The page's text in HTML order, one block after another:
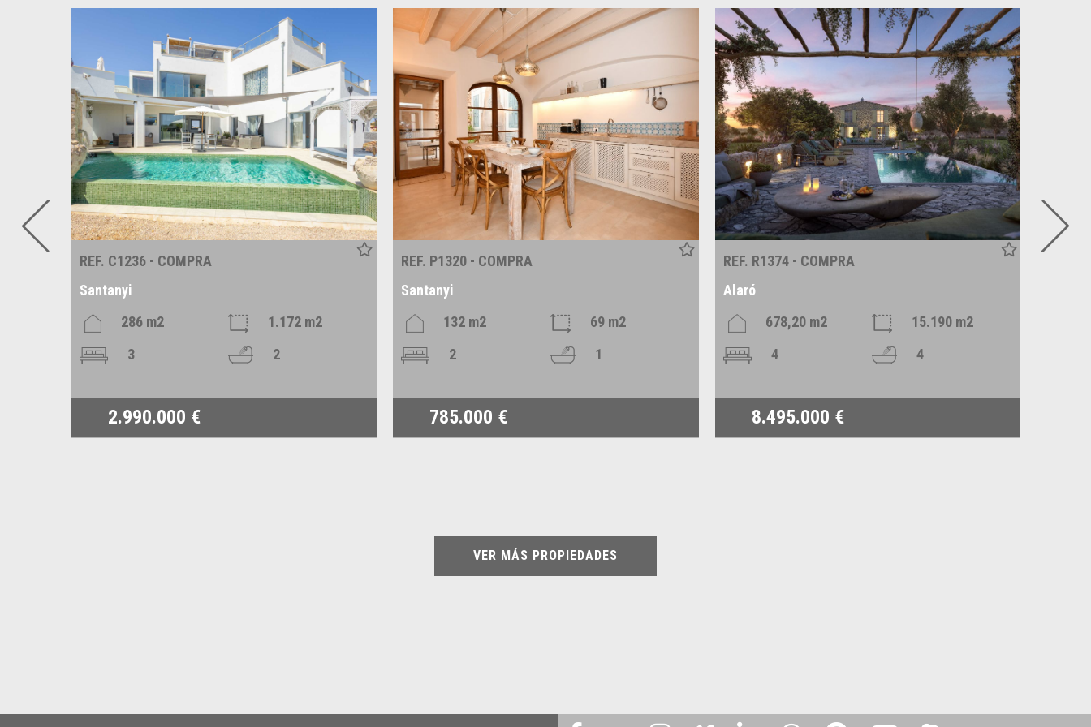
REF. C1236 - COMPRA
Santanyi
286 m2
1.172 m2
3
2
2.990.000 €
REF. P1320 - COMPRA
Santanyi
132 m2
69 m2
2
1
785.000 €
REF. R1374 - COMPRA
Alaró
678,20 m2
15.190 m2
4
4
8.495.000 €
VER MÁS PROPIEDADES